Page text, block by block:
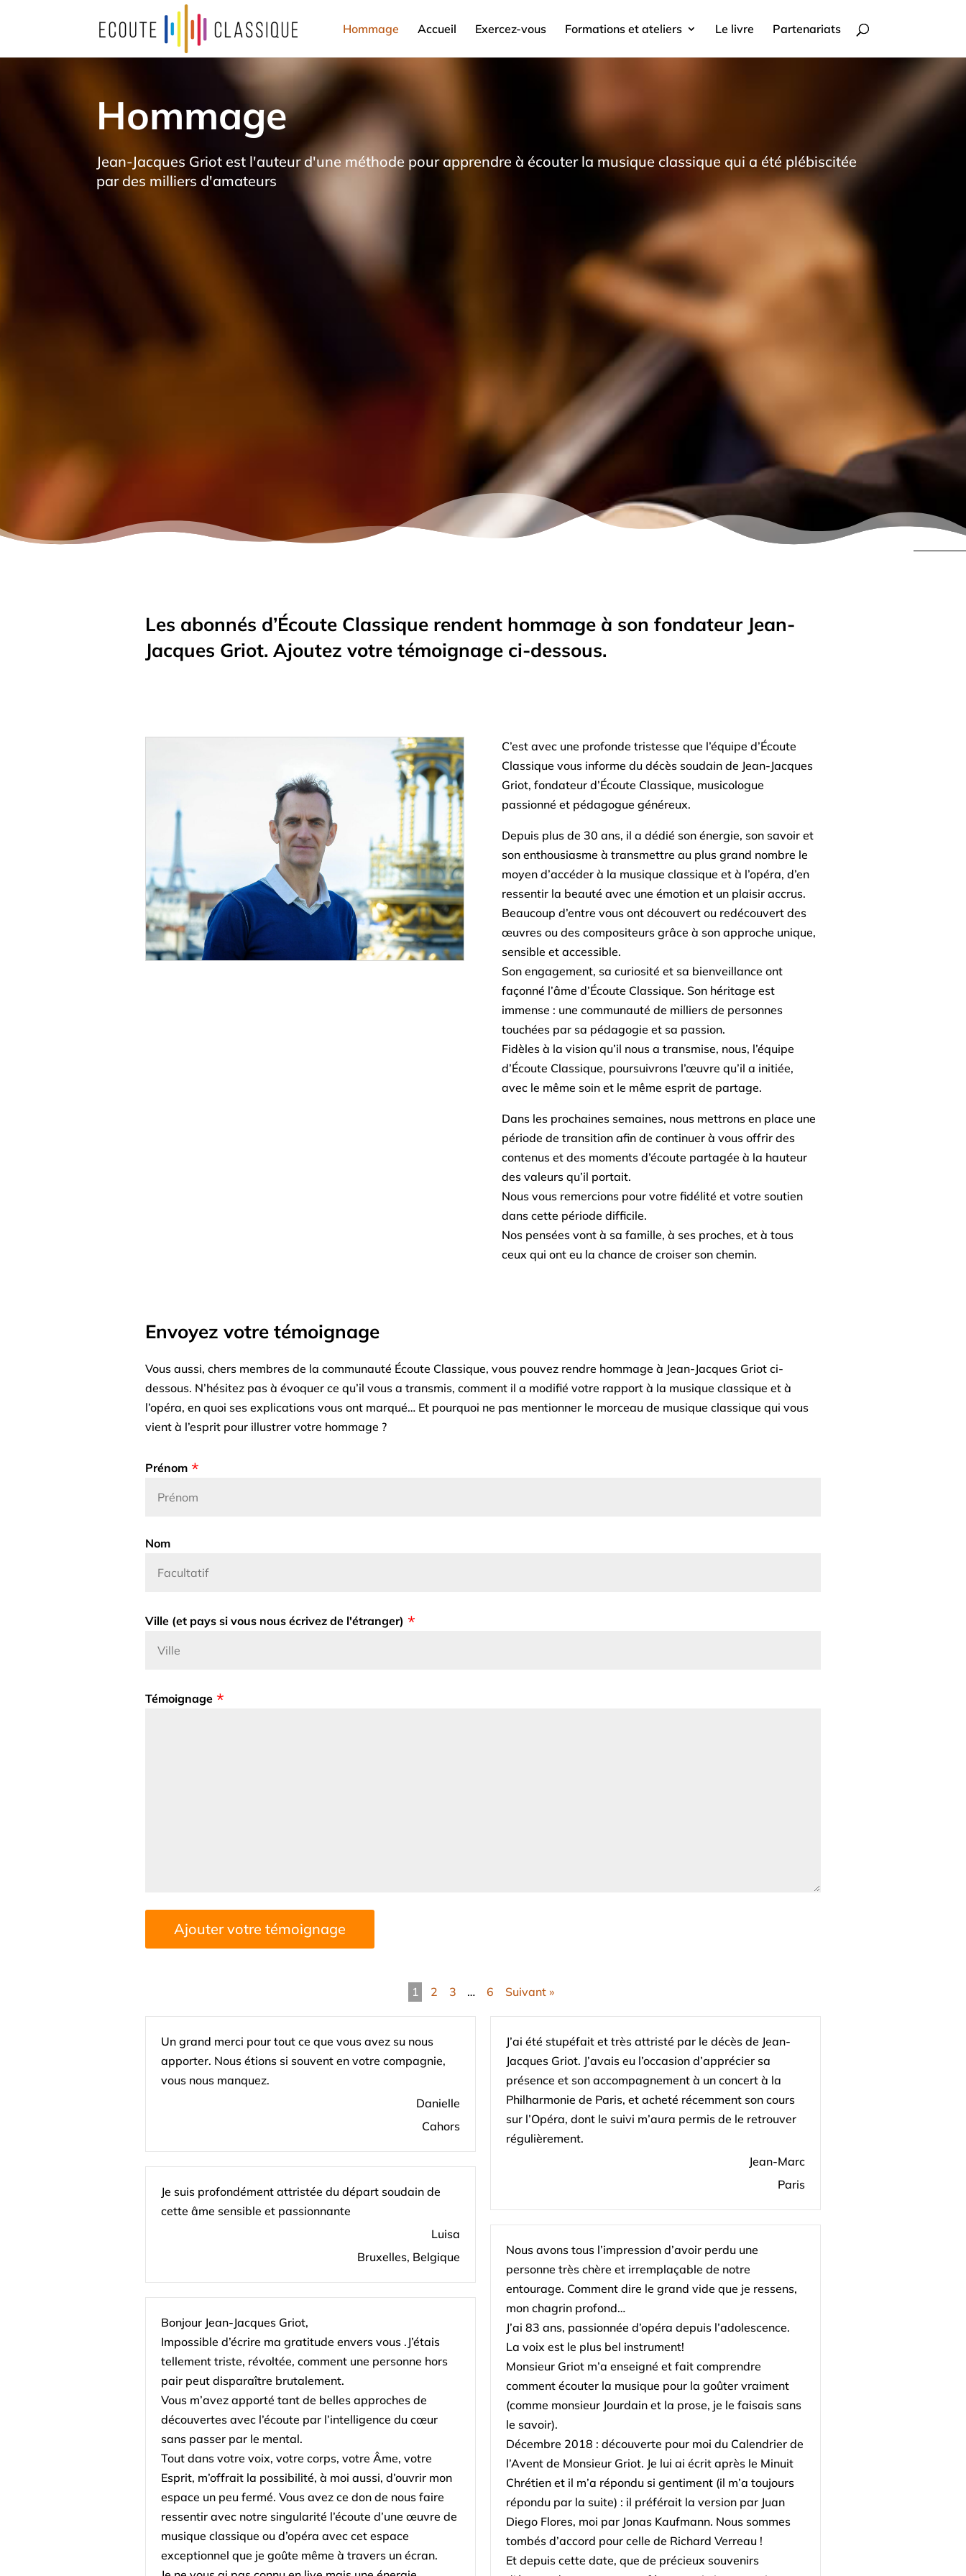
Hommage Accueil Exercez-vous Formations et ateliers Le livre Partenariats
Hommage
Jean-Jacques Griot est l'auteur d'une méthode pour apprendre à écouter la musique classique qui a été plébiscitée
par des milliers d'amateurs
Les abonnés d’Écoute Classique rendent hommage à son fondateur Jean-
Jacques Griot. Ajoutez votre témoignage ci-dessous.
C’est avec une profonde tristesse que l’équipe d’Écoute
Classique vous informe du décès soudain de Jean-Jacques
Griot, fondateur d’Écoute Classique, musicologue
passionné et pédagogue généreux.
Depuis plus de 30 ans, il a dédié son énergie, son savoir et
son enthousiasme à transmettre au plus grand nombre le
moyen d’accéder à la musique classique et à l’opéra, d’en
ressentir la beauté avec une émotion et un plaisir accrus.
Beaucoup d’entre vous ont découvert ou redécouvert des
œuvres ou des compositeurs grâce à son approche unique,
sensible et accessible.
Son engagement, sa curiosité et sa bienveillance ont
façonné l’âme d’Écoute Classique. Son héritage est
immense : une communauté de milliers de personnes
touchées par sa pédagogie et sa passion.
Fidèles à la vision qu’il nous a transmise, nous, l’équipe
d’Écoute Classique, poursuivrons l’œuvre qu’il a initiée,
avec le même soin et le même esprit de partage.
Dans les prochaines semaines, nous mettrons en place une
période de transition afin de continuer à vous offrir des
contenus et des moments d’écoute partagée à la hauteur
des valeurs qu’il portait.
Nous vous remercions pour votre fidélité et votre soutien
dans cette période difficile.
Nos pensées vont à sa famille, à ses proches, et à tous
ceux qui ont eu la chance de croiser son chemin.
Envoyez votre témoignage
Vous aussi, chers membres de la communauté Écoute Classique, vous pouvez rendre hommage à Jean-Jacques Griot ci-
dessous. N’hésitez pas à évoquer ce qu’il vous a transmis, comment il a modifié votre rapport à la musique classique et à
l’opéra, en quoi ses explications vous ont marqué… Et pourquoi ne pas mentionner le morceau de musique classique qui vous
vient à l’esprit pour illustrer votre hommage ?
Prénom
Nom
Ville (et pays si vous nous écrivez de l'étranger)
Témoignage
1 2 3 … 6 Suivant »
Un grand merci pour tout ce que vous avez su nous
apporter. Nous étions si souvent en votre compagnie,
vous nous manquez.
Danielle
Cahors
Je suis profondément attristée du départ soudain de
cette âme sensible et passionnante
Luisa
Bruxelles, Belgique
Bonjour Jean-Jacques Griot,
Impossible d’écrire ma gratitude envers vous .J’étais
tellement triste, révoltée, comment une personne hors
pair peut disparaître brutalement.
Vous m’avez apporté tant de belles approches de
découvertes avec l’écoute par l’intelligence du cœur
sans passer par le mental.
Tout dans votre voix, votre corps, votre Âme, votre
Esprit, m’offrait la possibilité, à moi aussi, d’ouvrir mon
espace un peu fermé. Vous avez ce don de nous faire
ressentir avec notre singularité l’écoute d’une œuvre de
musique classique ou d’opéra avec cet espace
exceptionnel que je goûte même à travers un écran.
J’ai été stupéfait et très attristé par le décès de Jean-
Jacques Griot. J’avais eu l’occasion d’apprécier sa
présence et son accompagnement à un concert à la
Philharmonie de Paris, et acheté récemment son cours
sur l’Opéra, dont le suivi m’aura permis de le retrouver
régulièrement.
Jean-Marc
Paris
Nous avons tous l’impression d’avoir perdu une
personne très chère et irremplaçable de notre
entourage. Comment dire le grand vide que je ressens,
mon chagrin profond…
J’ai 83 ans, passionnée d’opéra depuis l’adolescence.
La voix est le plus bel instrument!
Monsieur Griot m’a enseigné et fait comprendre
comment écouter la musique pour la goûter vraiment
(comme monsieur Jourdain et la prose, je le faisais sans
le savoir).
Décembre 2018 : découverte pour moi du Calendrier de
l’Avent de Monsieur Griot. Je lui ai écrit après le Minuit
Chrétien et il m’a répondu si gentiment (il m’a toujours
répondu par la suite) : il préférait la version par Juan
Diego Flores, moi par Jonas Kaufmann. Nous sommes
tombés d’accord pour celle de Richard Verreau !
Et depuis cette date, que de précieux souvenirs